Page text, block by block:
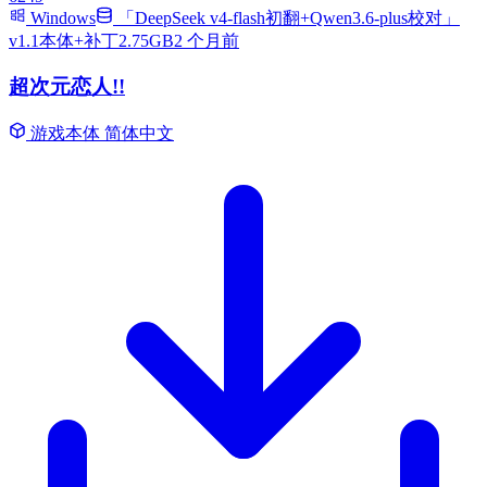
Windows
「DeepSeek v4-flash初翻+Qwen3.6-plus校对」
v1.1本体+补丁2.75GB2 个月前
超次元恋人!!
游戏本体 简体中文